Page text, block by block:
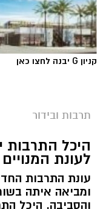
קניון G יבנה לחצו כאן
תרבות ובידור
היכל
לעונת המנויים
עונת התרבות
ומביאה איתה
והסביבה. היכל